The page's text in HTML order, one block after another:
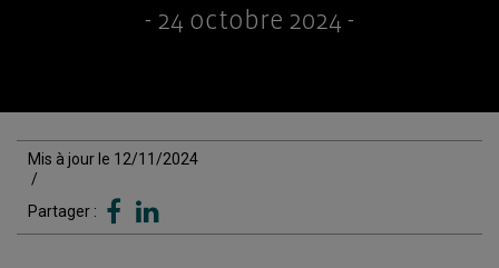
- 24 octobre 2024 -
Mis à jour le 12/11/2024
/
Partager :